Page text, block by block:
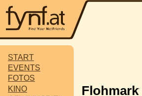
START
EVENTS
FOTOS
KINO
Flohmarkt